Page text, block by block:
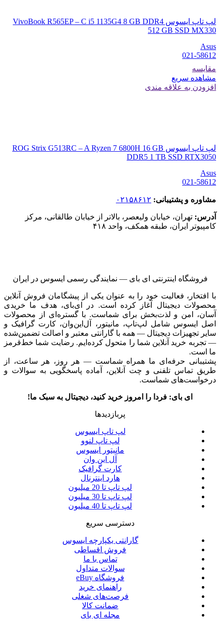
لپ تاپ ایسوس VivoBook R565EP – C i5 1135G4 8 GB DDR4
512 GB SSD MX330
Asus
021-58612
مقایسه
مشاهده سریع
افزودن به علاقه مندی
لپ تاپ ایسوس ROG Strix G513RC – A Ryzen 7 6800H 16 GB
DDR5 1 TB SSD RTX3050
Asus
021-58612
مشاوره و پشتیبانی: ۰۲۱۵۸۶۱۲
آدرس: تهران، خیابان ولیعصر، بالاتر از خیابان طالقانی، مرکز
کامپیوتر ایران، طبقه همکف، واحد ۴۱۸
فروشگاه اینترنتی ای‌ بای — نمایندگی رسمی ایسوس در ایران
با افتخار، فعالیت خود را به عنوان یکی از پیشگامان فروش آنلاین
محصولات دیجیتال آغاز کرده است. در ای‌بای، هدف ما خریدی
آسان، امن و لذت‌بخش برای شماست. با گستره‌ای از محصولات
اصل ایسوس شامل لپ‌تاپ، مانیتور، آل‌این‌وان، کارت گرافیک و
سایر تجهیزات دیجیتال — همه با گارانتی معتبر و اصالت تضمین‌شده
— تجربه خرید آنلاین شما را متحول کرده‌ایم. رضایت شما خط‌قرمز
ما است.
پشتیبانی حرفه‌ای ما همراه شماست — هر روز، هر ساعت، از
طریق تماس تلفنی و چت آنلاین، آماده پاسخگویی به سوالات و
درخواست‌های شماست.
ای بای: فردا را امروز خرید کنید، دیجیتال به سبک ما!
پربازدیدها
لپ تاپ ایسوس
لپ تاپ لنوو
مانیتور ایسوس
آل این وان
کارت گرافیک
هارد اینترنال
لپ تاپ تا 20 میلیون
لپ تاپ تا 30 میلیون
لپ تاپ تا 40 میلیون
دسترسی سریع
گارانتی یکپارچه ایسوس
فروش اقساطی
تماس با ما
سوالات متداول
فروشگاه eBuy
راهنمای خرید
فرصت‌های شغلی
ضمانت کالا
مجله ای بای